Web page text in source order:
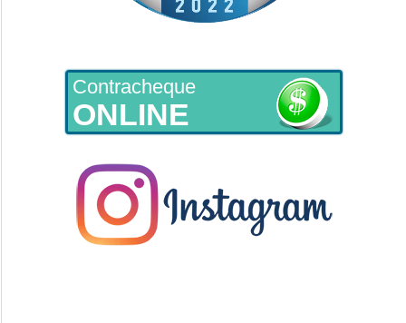
Contracheque
ONLINE